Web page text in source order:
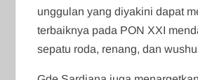
unggulan yang diyakini dapat
terbaiknya pada PON XXI
sepatu roda, renang, dan